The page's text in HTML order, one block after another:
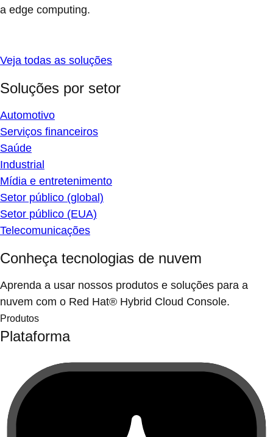
a edge computing.
Veja todas as soluções
Soluções por setor
Automotivo
Serviços financeiros
Saúde
Industrial
Mídia e entretenimento
Setor público (global)
Setor público (EUA)
Telecomunicações
Conheça tecnologias de nuvem
Aprenda a usar nossos produtos e soluções para a
nuvem com o Red Hat® Hybrid Cloud Console.
Produtos
Plataforma